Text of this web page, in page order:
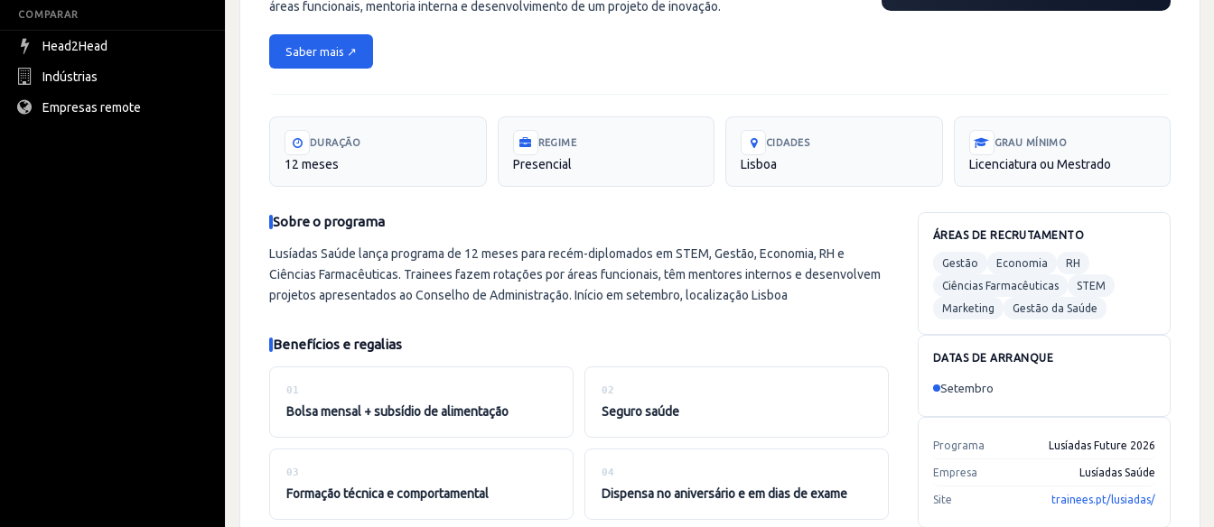
COMPARAR
Head2Head
Indústrias
Empresas remote
áreas funcionais, mentoria interna e desenvolvimento de um projeto de inovação.
Saber mais ↗
DURAÇÃO
12 meses
REGIME
Presencial
CIDADES
Lisboa
GRAU MÍNIMO
Licenciatura ou Mestrado
Sobre o programa
Lusíadas Saúde lança programa de 12 meses para recém-diplomados em STEM, Gestão, Economia, RH e
Ciências Farmacêuticas. Trainees fazem rotações por áreas funcionais, têm mentores internos e desenvolvem
projetos apresentados ao Conselho de Administração. Início em setembro, localização Lisboa
Benefícios e regalias
01
bolsa mensal + subsídio de alimentação
02
seguro saúde
03
formação técnica e comportamental
04
dispensa no aniversário e em dias de exame
ÁREAS DE RECRUTAMENTO
Gestão Economia
RH
Ciências Farmacêuticas
STEM
Marketing
Gestão da Saúde
DATAS DE ARRANQUE
Setembro
Programa Lusíadas Future 2026
Empresa Lusíadas Saúde
Site trainees.pt/lusiadas/